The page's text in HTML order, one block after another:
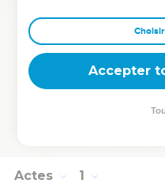
Pentecôte est importante
qui cherche dans ce livre
pour son témoignage dans
permission. All
Actes 1
Accepter